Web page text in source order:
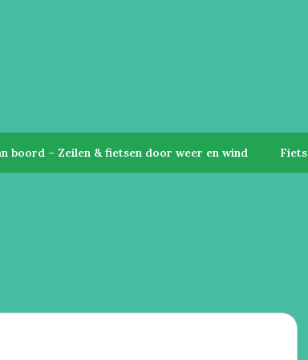
boord – Zeilen & fietsen door weer en wind